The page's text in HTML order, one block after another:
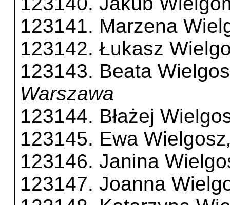
123141. Marzena
123142. Łukasz
123143. Beata
Warszawa
123144. Błażej
123145. Ewa Wielgosz
123146. Janina
123147. Joanna